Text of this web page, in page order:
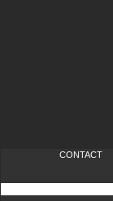
CONTACT